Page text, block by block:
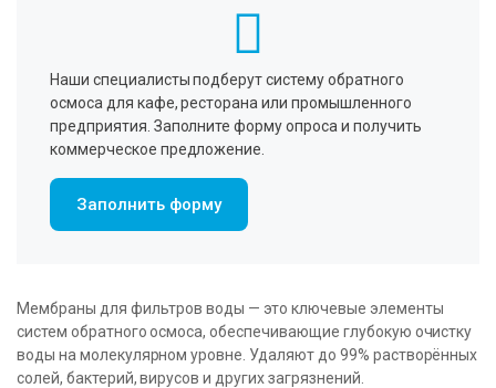
Наши специалисты подберут систему обратного
осмоса для кафе, ресторана или промышленного
предприятия. Заполните форму опроса и получить
коммерческое предложение.
Заполнить форму
Мембраны для фильтров воды — это ключевые элементы
систем обратного осмоса, обеспечивающие глубокую очистку
воды на молекулярном уровне. Удаляют до 99% растворённых
солей, бактерий, вирусов и других загрязнений.